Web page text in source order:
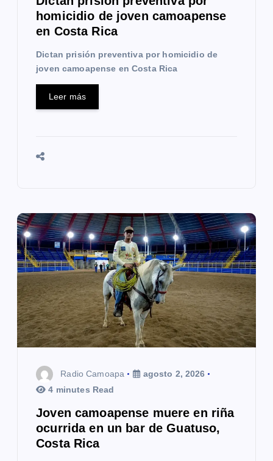
homicidio de joven camoapense
en Costa Rica
Dictan prisión preventiva por homicidio de
joven camoapense en Costa Rica
Leer más
Radio Camoapa
agosto 2, 2026
4 minutes Read
Joven camoapense muere en riña
ocurrida en un bar de Guatuso,
Costa Rica